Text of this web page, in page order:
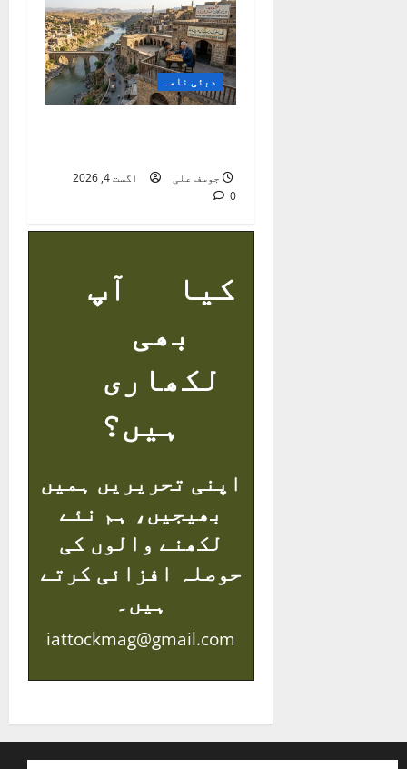
دبئی نامہ
جوسف علی
اگست 4, 2026
0
کیا آپ
بھی
لکھاری
ہیں؟
اپنی تحریریں ہمیں
بھیجیں، ہم نئے
لکھنے والوں کی
حوصلہ افزائی کرتے
ہیں۔
iattockmag@gmail.com